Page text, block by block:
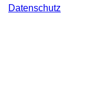
Datenschutz